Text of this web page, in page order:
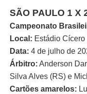
SÃO PAULO 1 X
Campeonato
Local: Estádio
Data: 4 de julho de
Árbitro: Anderson
Silva Alves (RS) e
Cartões amarelos: